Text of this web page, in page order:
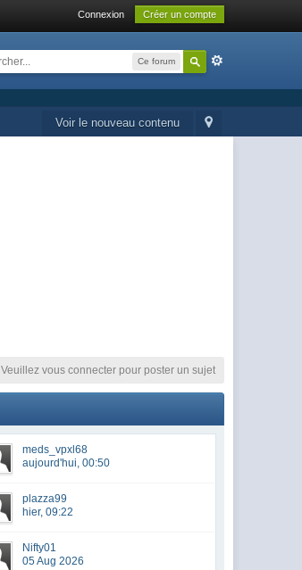
Connexion Créer un compte
Ce forum
Voir le nouveau contenu
Veuillez vous connecter pour poster un sujet
meds_vpxl68
aujourd'hui, 00:50
plazza99
hier, 09:22
Nifty01
05 Aug 2026